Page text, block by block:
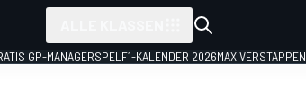
GP-MANAGERSPEL F1-KALENDER 2026MAX VERSTAPPEN